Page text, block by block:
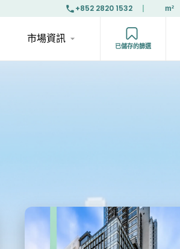
+852 2820 1532 m²
市場資訊
已儲存的篩選